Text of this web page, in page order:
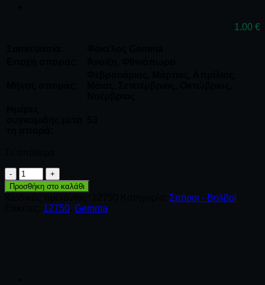
1.00 €
Παντζάρι
στρογγυλό
δίχρωμο
ποσότητα
Προσθήκη στο καλάθι
Σπόροι - Βολβοί
12750 Gemma